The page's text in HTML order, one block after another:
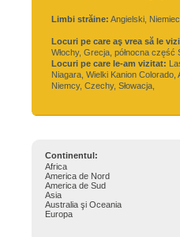
Limbi străine: Angielski,
Locuri pe care aş vrea să le
Włochy, Grecja, północna
Locuri pe care le-am vizitat:
Niagara, Wielki Kanion Colorado,
Niemcy, Czechy, Słowacja,
Continentul:
Africa
America de Nord
America de Sud
Asia
Australia şi Oceania
Europa